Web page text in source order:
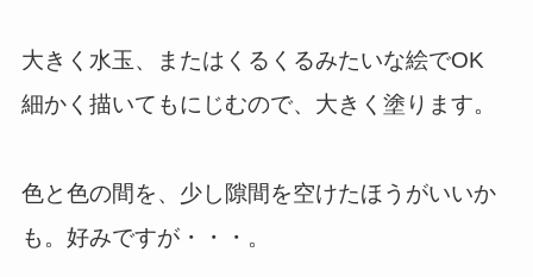
大きく水玉、またはくるくるみたいな絵でOK
細かく描いてもにじむので、大きく塗ります。
色と色の間を、少し隙間を空けたほうがいいか
も。好みですが・・・。